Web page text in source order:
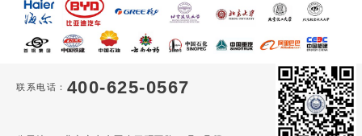
联系电话： 400-625-0567